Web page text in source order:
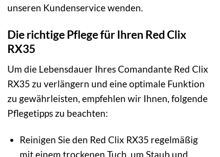
unseren Kundenservice wenden.
Die richtige Pflege für Ihren Red Clix
RX35
Um die Lebensdauer Ihres Comandante Red Clix
RX35 zu verlängern und eine optimale Funktion
zu gewährleisten, empfehlen wir Ihnen, folgende
Pflegetipps zu beachten:
Reinigen Sie den Red Clix RX35 regelmäßig
mit einem trockenen Tuch, um Staub und